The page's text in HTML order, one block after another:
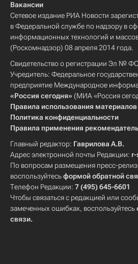
Вакансии
Сетевое издание РИА Новости
в Федеральной службе по надзору в
информационных технологий и
(Роскомнадзор) 08 апреля 2014 года.
Свидетельство о регистрации Эл №
Учредитель: Федеральное
предприятие Международное
«Россия сегодня» (МИА «Россия
Правила использования материалов
Политика конфиденциальности
Правила применения
Главный редактор: Гаврилова А.В.
Адрес электронной почты Редакции:
По вопросам размещения пресс-
воспользуйтесьформой обратной
Телефон Редакции: 7 (495) 645-6601
Чтобы связаться с редакцией или
замеченных ошибках, воспользуйтесь
связи.